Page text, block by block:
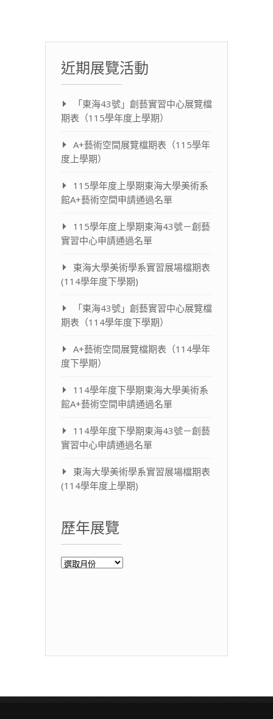
近期展覽活動
「東海43號」創藝實習中心展覽檔
期表（115學年度上學期）
A+藝術空間展覽檔期表（115學年
度上學期）
115學年度上學期東海大學美術系
館A+藝術空間申請通過名單
115學年度上學期東海43號－創藝
實習中心申請通過名單
東海大學美術學系實習展場檔期表
(114學年度下學期)
「東海43號」創藝實習中心展覽檔
期表（114學年度下學期）
A+藝術空間展覽檔期表（114學年
度下學期）
114學年度下學期東海大學美術系
館A+藝術空間申請通過名單
114學年度下學期東海43號－創藝
實習中心申請通過名單
東海大學美術學系實習展場檔期表
(114學年度上學期)
歷年展覽
歷